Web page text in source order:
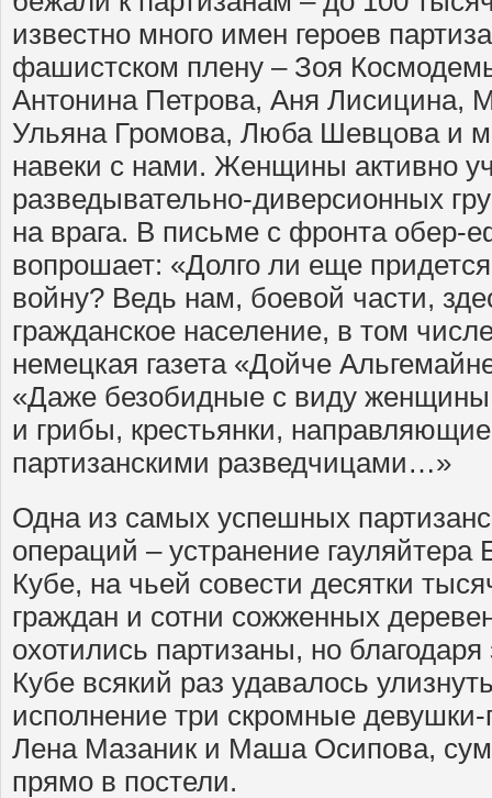
известно много имен героев
фашистском плену – Зоя
Антонина Петрова, Аня Лисицина,
Ульяна Громова, Люба Шевцова и
навеки с нами. Женщины активно
разведывательно-диверсионных
на врага. В письме с фронта обер-
вопрошает: «Долго ли еще
войну? Ведь нам, боевой части,
гражданское население, в том
немецкая газета «Дойче
«Даже безобидные с виду
и грибы, крестьянки,
парти­занскими разведчицами…»
Одна из самых успешных
операций – устранение
Кубе, на чьей совести десятки
граждан и сотни сожженных
охотились партизаны, но
Кубе всякий раз удавалось
исполнение три скромные
Лена Мазаник и Маша Осипова,
прямо в постели.